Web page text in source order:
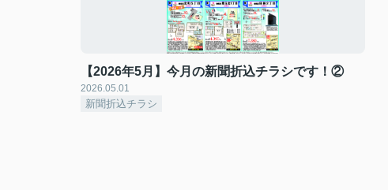
【2026年5月】今月の新聞折込チラシです！②
2026.05.01
新聞折込チラシ